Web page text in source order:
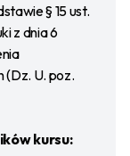
§ 15 ust.
z dnia 6
(Dz. U. poz.
kursu: